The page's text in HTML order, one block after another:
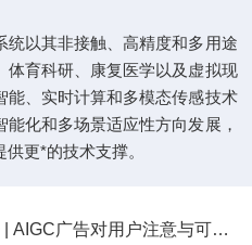
以其非接触、高精度和多用途
体育科研、康复医学以及虚拟现
能、实时计算和多模态传感技术
化和多场景适应性方向发展，
更*的技术支撑。
线上研讨会预告 | AIGC广告对用户注意与可信度评价的影响（6.18）